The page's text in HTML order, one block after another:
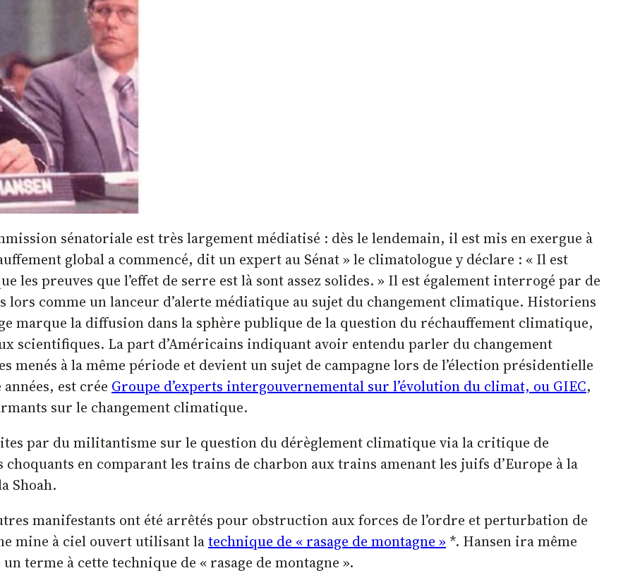
sénatoriale est très largement médiatisé : dès le lendemain, il est mis en exergue à
global a commencé, dit un expert au Sénat » le climatologue y déclare : « Il est
les preuves que l’effet de serre est là sont assez solides. » Il est également interrogé par de
comme un lanceur d’alerte médiatique au sujet du changement climatique. Historiens
marque la diffusion dans la sphère publique de la question du réchauffement climatique,
scientifiques. La part d’Américains indiquant avoir entendu parler du changement
menés à la même période et devient un sujet de campagne lors de l’élection présidentielle
est crée Groupe d’experts intergouvernemental sur l’évolution du climat, ou GIEC,
sur le changement climatique.
par du militantisme sur le question du dérèglement climatique via la critique de
en comparant les trains de charbon aux trains amenant les juifs d’Europe à la
Shoah.
manifestants ont été arrêtés pour obstruction aux forces de l’ordre et perturbation de
mine à ciel ouvert utilisant latechnique de « rasage de montagne » *. Hansen ira même
terme à cette technique de « rasage de montagne ».